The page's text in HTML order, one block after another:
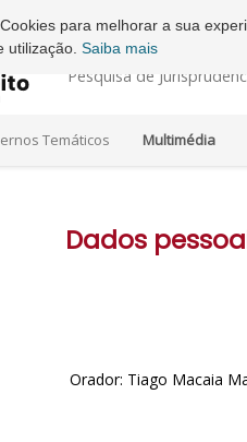
- Conselho Regional do Porto
Pesquisa de
Temáticos Multimédia
Dados
Orador: Tiago Macaia
para melhorar a sua
utilização. Saiba mais